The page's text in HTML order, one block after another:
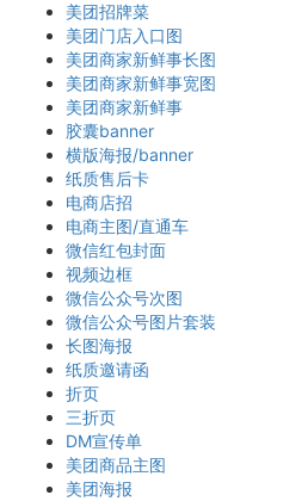
美团招牌菜
美团门店入口图
美团商家新鲜事长图
美团商家新鲜事宽图
美团商家新鲜事
胶囊banner
横版海报/banner
纸质售后卡
电商店招
电商主图/直通车
微信红包封面
视频边框
微信公众号次图
微信公众号图片套装
长图海报
纸质邀请函
折页
三折页
DM宣传单
美团商品主图
美团海报